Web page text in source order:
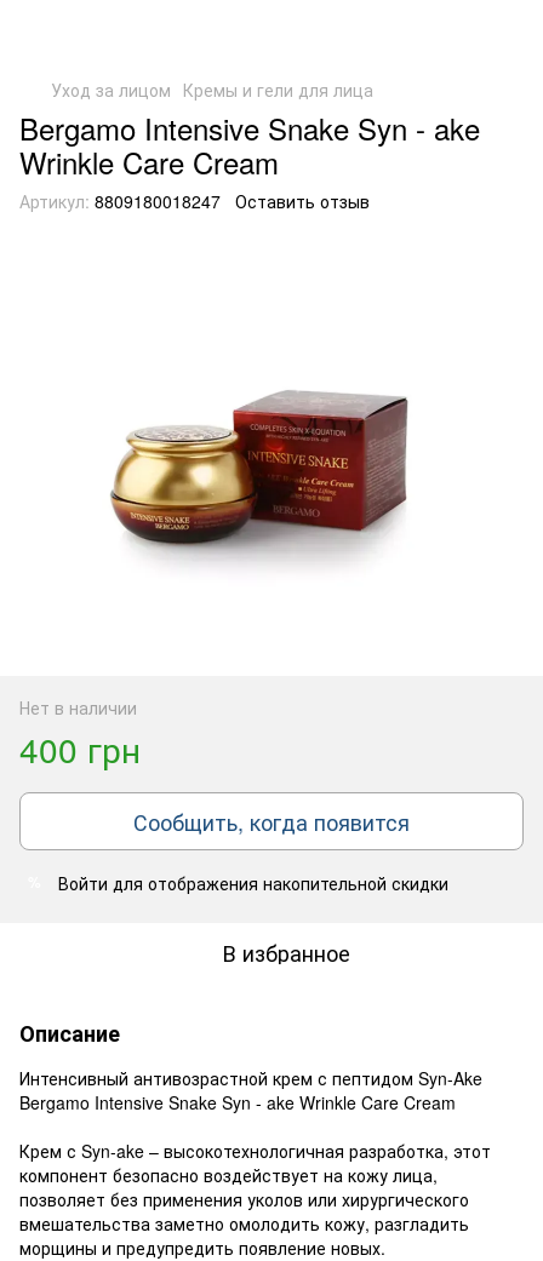
Уход за лицом Кремы и гели для лица
Bergamo Intensive Snake Syn - ake
Wrinkle Care Cream
Артикул: 8809180018247 Оставить отзыв
Нет в наличии
400 грн
Сообщить, когда появится
Войти для отображения накопительной скидки
В избранное
Описание
Интенсивный антивозрастной крем с пептидом Syn-Ake
Bergamo Intensive Snake Syn - ake Wrinkle Care Cream
Крем с Syn-ake – высокотехнологичная разработка, этот
компонент безопасно воздействует на кожу лица,
позволяет без применения уколов или хирургического
вмешательства заметно омолодить кожу, разгладить
морщины и предупредить появление новых.